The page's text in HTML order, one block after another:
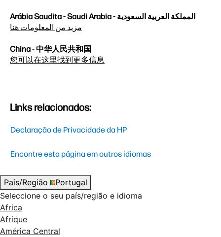
Arábia Saudita - Saudi Arabia - المملكة العربية السعودية
مزيد من المعلومات هنا
China - 中华人民共和国
您可以在这里找到更多信息
Links relacionados:
Declaração de Privacidade da HP
Encontre esta página em outros idiomas
País/Região
Portugal
Seleccione o seu país/região e idioma
Africa
Afrique
América Central